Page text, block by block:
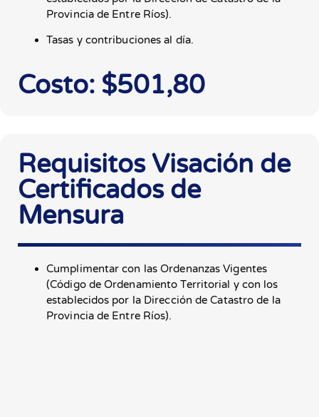
Provincia de Entre Ríos).
Tasas y contribuciones al día.
Costo: $501,80
Requisitos Visación de
Certificados de
Mensura
Cumplimentar con las Ordenanzas Vigentes
(Código de Ordenamiento Territorial y con los
establecidos por la Dirección de Catastro de la
Provincia de Entre Ríos).